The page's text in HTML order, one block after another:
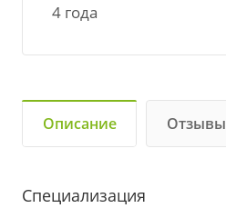
4 года
Описание Отзывы
Специализация